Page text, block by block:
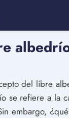
del libre
se refiere a la
embargo,